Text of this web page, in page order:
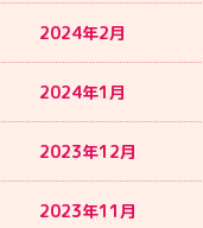
2024年2月
2024年1月
2023年12月
2023年11月